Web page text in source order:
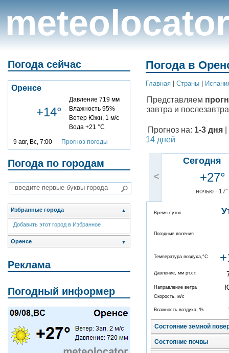
meteolocator
Погода сейчас
Оренсе
+14°
Давление 719 мм
Влажность 95%
Ветер Южн, 1 м/с
Вода +21 °C
9 авг, Вс, 7:00 Прогноз погоды
Погода по городам
Избранные города ▲
Добавить этот город в Избранное
Оренсе ▼
Реклама
Погодный информер
Погода в
Главная Cтраны
Представляем
завтра и
Прогноз на: 1-3 дня
14 дней
<
Сегодня
+27°
ночью +17°
Время суток
Погодные явления
Температура воздуха,°C
Давление, мм рт.ст.
Направление ветра
Скорость, м/с
Влажность воздуха, %
Состояние земной
Состояние почвы